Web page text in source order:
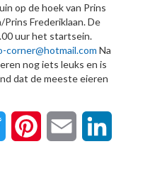
op de hoek van Prins
Prins Frederiklaan. De
uur het startsein.
corner@hotmail.com Na
nog iets leuks en is
dat de meeste eieren
Twitter Pinterest Email